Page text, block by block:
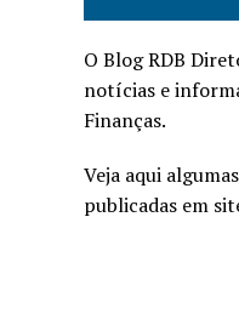
O Blog RDB
notícias e
Finanças.
Veja aqui
publicadas em